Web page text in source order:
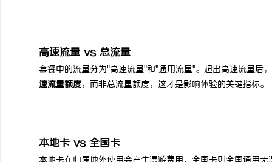
高速流量 vs 总流量
套餐中的流量分为"高速流量"和"通用流量"。超出高速流量
速流量额度，而非总流量额度，这才是影响体验的关键指标。
本地卡 vs 全国卡